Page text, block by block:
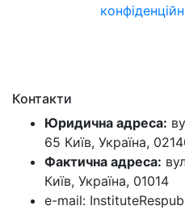
Контакти
Юридична адреса:
65 Київ, Україна,
Фактична адреса:
Київ, Україна, 01014
e-mail: